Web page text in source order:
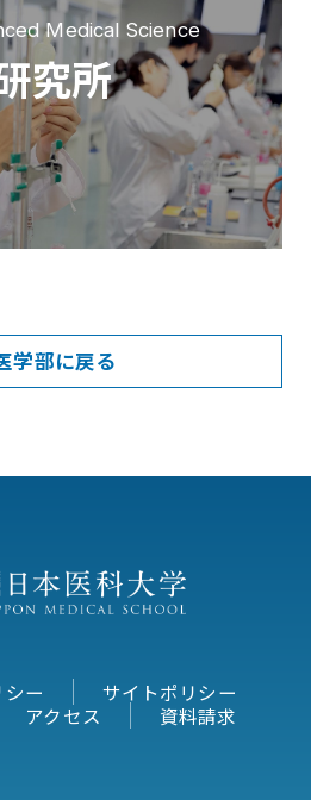
Medical Science
究所
学部に戻る
ー
サイトポリシー
アクセス 資料請求